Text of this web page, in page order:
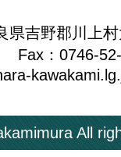
吉野郡川上村
Fax：0746-
All